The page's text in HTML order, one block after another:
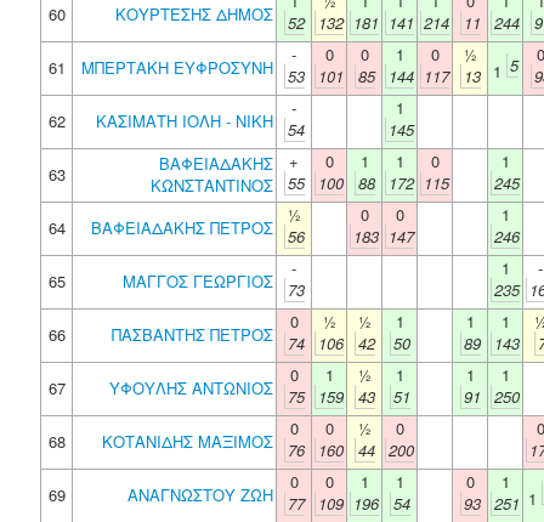
60 ΚΟΥΡΤΕΣΗΣ ΔΗΜΟΣ
52
132 181 141 214
11
244
61
ΜΠΕΡΤΑΚΗ ΕΥΦΡΟΣΥΝΗ
-
53
0
101
0
85
1
144
0
117
½
13
1 5
0
62
ΚΑΣΙΜΑΤΗ ΙΟΛΗ - ΝΙΚΗ
-
54
1
145
63
ΒΑΦΕΙΑΔΑΚΗΣ
ΚΩΝΣΤΑΝΤΙΝΟΣ
+
55
0
100
1
88
1
172
0
115
1
245
64
ΒΑΦΕΙΑΔΑΚΗΣ ΠΕΤΡΟΣ
½
56
0
183
0
147
1
246
65
ΜΑΓΓΟΣ ΓΕΩΡΓΙΟΣ
-
73
1
235
-
66
ΠΑΣΒΑΝΤΗΣ ΠΕΤΡΟΣ
0
74
½
106
½
42
1
50
1
89
1
143
67
ΥΦΟΥΛΗΣ ΑΝΤΩΝΙΟΣ
0
75
1
159
½
43
1
51
1
91
1
250
68
ΚΟΤΑΝΙΔΗΣ ΜΑΞΙΜΟΣ
0
76
0
160
½
44
0
200
0
69
ΑΝΑΓΝΩΣΤΟΥ ΖΩΗ
0
77
0
109
1
196
1
54
0
93
1
251 1